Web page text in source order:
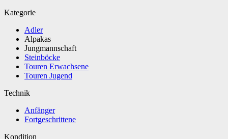
Kategorie
Adler
Alpakas
Jungmannschaft
Steinböcke
Touren Erwachsene
Touren Jugend
Technik
Anfänger
Fortgeschrittene
Kondition